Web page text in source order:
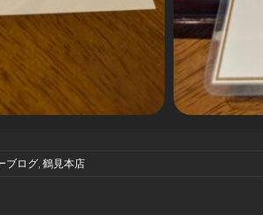
ブログ 鶴見本店